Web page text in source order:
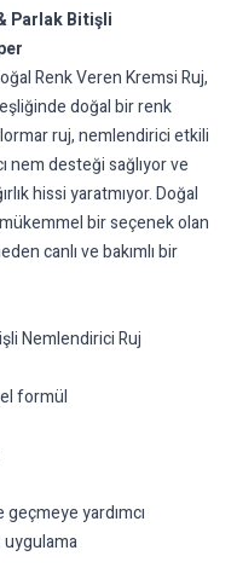
Parlak Bitişli
Renk Veren Kremsi Ruj,
doğal bir renk
ruj, nemlendirici etkili
nem desteği sağlıyor ve
hissi yaratmıyor. Doğal
bir seçenek olan
canlı ve bakımlı bir
Nemlendirici Ruj
formül
yardımcı